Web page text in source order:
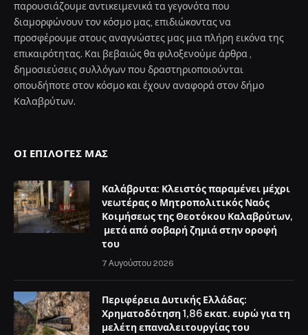
παρουσιάζουμε αντικειμενικά τα γεγονότα που
διαμορφώνουν τον κόσμο μας, επιδιώκοντας να
προσφέρουμε στους αναγνώστες μας μια πλήρη εικόνα της
επικαιρότητας. Και βεβαιώς θα φιλοξενούμε άρθρα ,
δημοσιεύσεις συλλόγων που δραστηριοποιούνται
οπουδήποτε στον κόσμο και έχουν αναφορά στον δήμο
Καλαβρύτων.
ΟΙ ΕΠΙΛΟΓΈΣ ΜΑΣ
Καλάβρυτα: Κλειστός παραμένει μέχρι
νεωτέρας ο Μητροπολιτικός Ναός
Κοιμήσεως της Θεοτόκου Καλαβρύτων,
μετά από σοβαρή ζημιά στην οροφή
του
7 Αυγούστου 2026
Περιφέρεια Δυτικής Ελλάδας:
Χρηματοδότηση 1,86 εκατ. ευρώ για τη
μελέτη επαναλειτουργίας του